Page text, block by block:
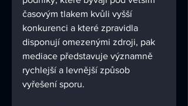
časovým tlakem kvůli vyšší
konkurenci a které zpravidla
disponují omezenými zdroji, pak
mediace představuje významně
rychlejší a levnější způsob
vyřešení sporu.